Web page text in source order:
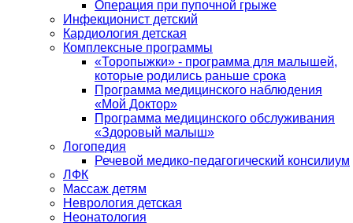
Операция при пупочной грыже
Инфекционист детский
Кардиология детская
Комплексные программы
«Торопыжки» - программа для малышей,
которые родились раньше срока
Программа медицинского наблюдения
«Мой Доктор»
Программа медицинского обслуживания
«Здоровый малыш»
Логопедия
Речевой медико-педагогический консилиум
ЛФК
Массаж детям
Неврология детская
Неонатология